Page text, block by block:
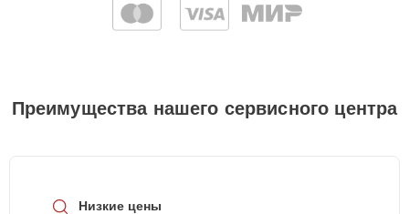
Преимущества нашего сервисного центра
Низкие цены